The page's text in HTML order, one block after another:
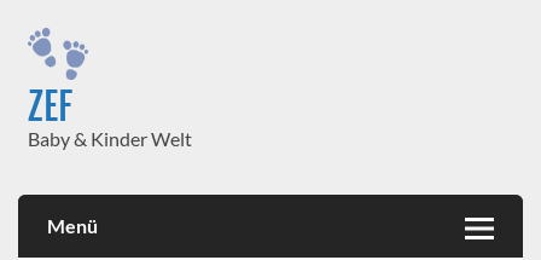
content
ZEF
Baby & Kinder Welt
Menü